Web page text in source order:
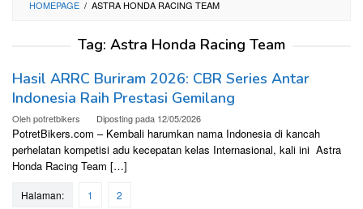
HOMEPAGE / ASTRA HONDA RACING TEAM
Tag: Astra Honda Racing Team
Hasil ARRC Buriram 2026: CBR Series Antar
Indonesia Raih Prestasi Gemilang
Olehpotretbikers Diposting pada 12/05/2026
PotretBikers.com – Kembali harumkan nama Indonesia di kancah
perhelatan kompetisi adu kecepatan kelas Internasional, kali ini Astra
Honda Racing Team […]
Halaman: 1 2